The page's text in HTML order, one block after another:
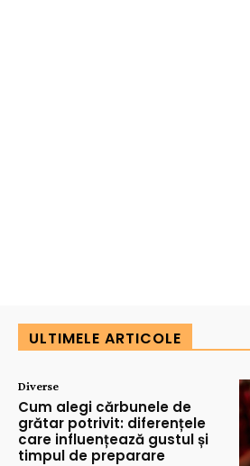
ULTIMELE ARTICOLE
Diverse
Cum alegi cărbunele de
grătar potrivit: diferențele
care influențează gustul și
timpul de preparare